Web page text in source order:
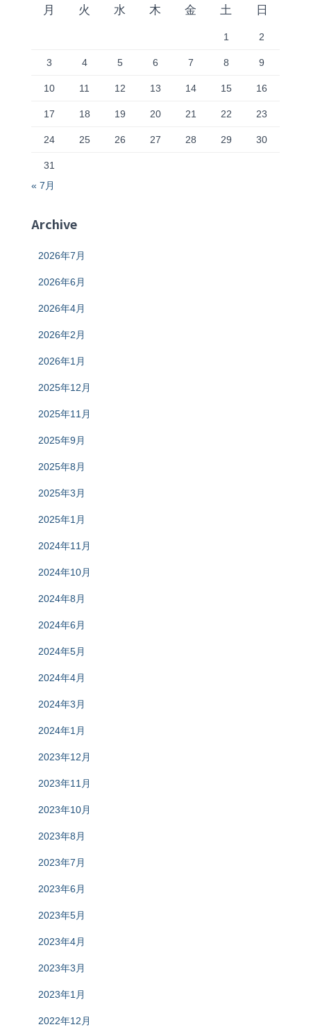
月 火 水 木 金 土 日
1 2
3 4 5 6 7 8 9
10 11 12 13 14 15 16
17 18 19 20 21 22 23
24 25 26 27 28 29 30
31
« 7月
Archive
2026年7月
2026年6月
2026年4月
2026年2月
2026年1月
2025年12月
2025年11月
2025年9月
2025年8月
2025年3月
2025年1月
2024年11月
2024年10月
2024年8月
2024年6月
2024年5月
2024年4月
2024年3月
2024年1月
2023年12月
2023年11月
2023年10月
2023年8月
2023年7月
2023年6月
2023年5月
2023年4月
2023年3月
2023年1月
2022年12月